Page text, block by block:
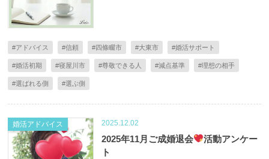
#アドバイス #信頼 #四條畷市 #大東市 #婚活サポート
#婚活初期 #寝屋川市 #尊敬できる人 #減点基準 #理想の相手
#選ばれる側 #選ぶ側
2025.12.02
婚活アドバイス
2025年11月ご成婚退会
活動アンケー
ト